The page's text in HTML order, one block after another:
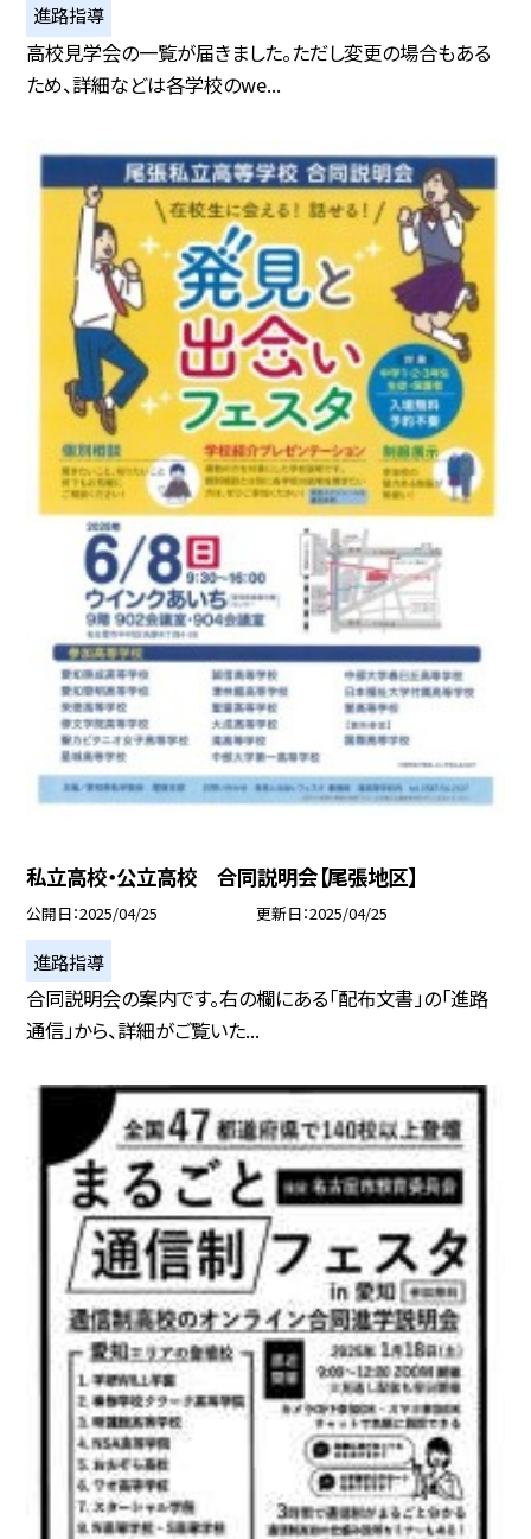
進路指導
高校見学会の一覧が届きました。ただし変更の場合もある
ため、詳細などは各学校のwe...
私立高校・公立高校 合同説明会【尾張地区】
公開日 2025/04/25 更新日 2025/04/25
進路指導
合同説明会の案内です。右の欄にある「配布文書」の「進路
通信」から、詳細がご覧いた...